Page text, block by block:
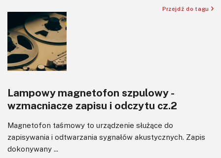
Software
Sterowanie
Transformatory
Tranzystory
Wzmacniacze
Zasilanie
Przejdź do tagu
Lampowy magnetofon szpulowy -
wzmacniacze zapisu i odczytu cz.2
Magnetofon taśmowy to urządzenie służące do
zapisywania i odtwarzania sygnałów akustycznych. Zapis
dokonywany ...